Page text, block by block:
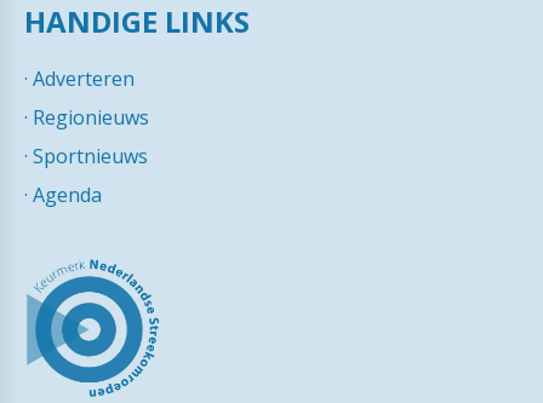
HANDIGE LINKS
· Adverteren
· Regionieuws
· Sportnieuws
· Agenda